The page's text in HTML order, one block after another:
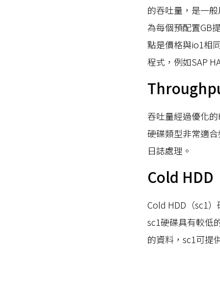
的吞吐量，是一
為每個預配置GB
點是價格與io1相
程式，例如SAP
吞吐量經過優化
硬碟類型非常適
日誌處理。
Cold HDD
Cold HDD（sc1
sc1硬碟具有較低
的資料，sc1可提